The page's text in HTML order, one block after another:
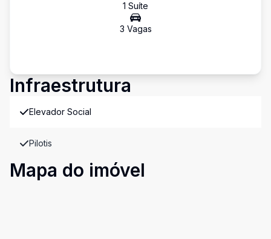
1 Suíte
3 Vagas
Infraestrutura
Elevador Social
Pilotis
Mapa do imóvel